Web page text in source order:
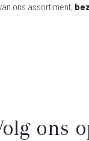
ons assortiment,
ons